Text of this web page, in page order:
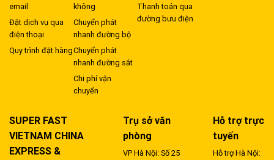
email
Đặt dịch vụ qua
điện thoại
Quy trình đặt hàng
không
Chuyển phát
nhanh đường bộ
Chuyển phát
nhanh đường sắt
Chi phí vận
chuyển
Thanh toán qua
đường bưu điện
SUPER FAST
VIETNAM CHINA
EXPRESS &
Trụ sở văn
phòng
VP Hà Nội: Số 25
Hỗ trợ trực
tuyến
Hỗ trợ Hà Nội: